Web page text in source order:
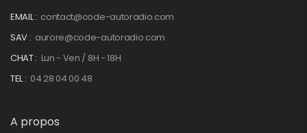
EMAIL : contact@code-autoradio.com
SAV : aurore@code-autoradio.com
CHAT : Lun - Ven / 8H - 18H
TEL : 04 28 04 00 48
A propos